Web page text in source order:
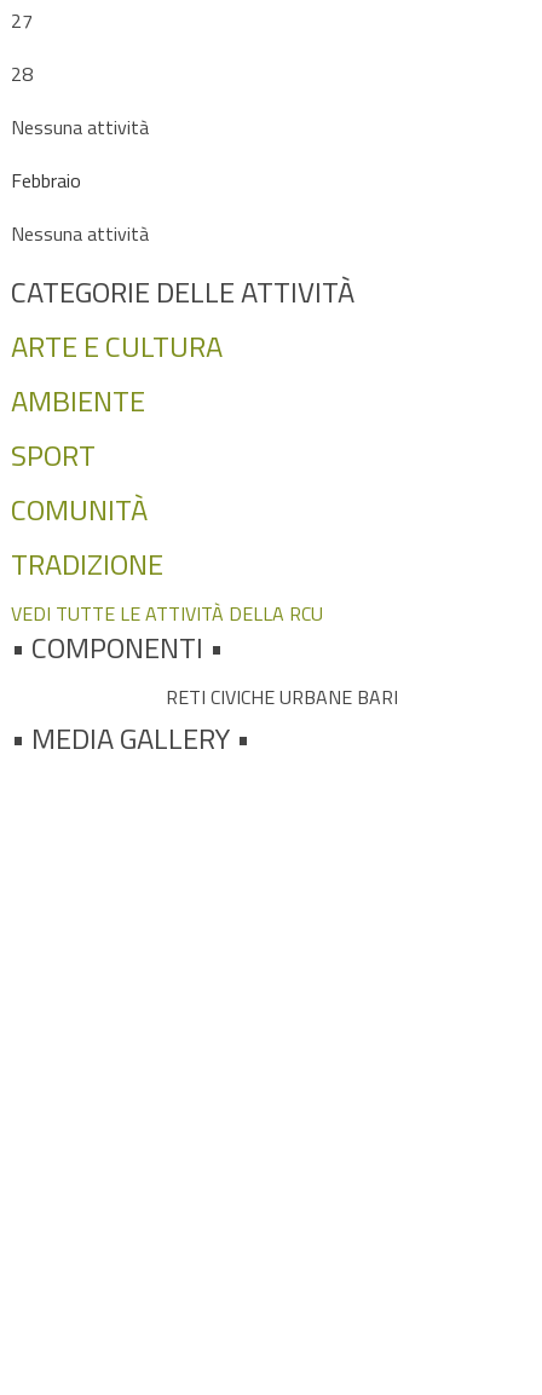
27
28
Nessuna attività
Febbraio
Nessuna attività
CATEGORIE DELLE ATTIVITÀ
ARTE E CULTURA
AMBIENTE
SPORT
COMUNITÀ
TRADIZIONE
VEDI TUTTE LE ATTIVITÀ DELLA RCU
• COMPONENTI •
RETI CIVICHE URBANE BARI
• MEDIAGALLERY •